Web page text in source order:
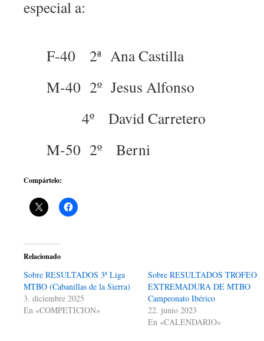
especial a:
F-40 2ª Ana Castilla
M-40 2º Jesus Alfonso
4º David Carretero
M-50 2º Berni
Compártelo:
Relacionado
Sobre RESULTADOS 3ª Liga
MTBO (Cabanillas de la Sierra)
3. diciembre 2025
En «COMPETICION»
Sobre RESULTADOS TROFEO
EXTREMADURA DE MTBO
Campeonato Ibérico
22. junio 2023
En «CALENDARIO»